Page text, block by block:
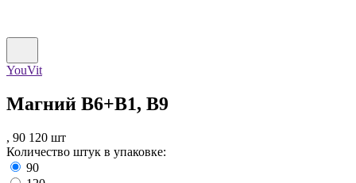
YouVit
Магний В6+В1, В9
, 90 120 шт
Количество штук в упаковке:
90